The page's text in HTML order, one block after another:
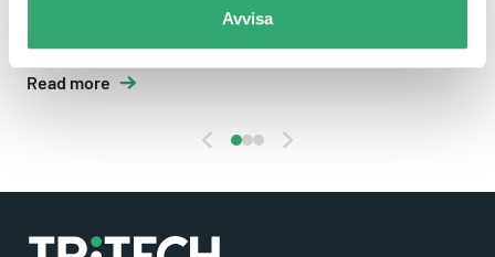
Avvisa
Innodisk 1.8” SATA SSD 3MG2-P is SATA III 6Gb/s flash
Read more